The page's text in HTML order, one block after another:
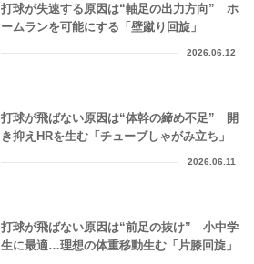
打球が失速する原因は“軸足の出力方向” ホ
ームランを可能にする「壁蹴り回旋」
2026.06.12
打球が飛ばない原因は“体幹の締め不足” 開
き抑えHRを生む「チューブしゃがみ立ち」
2026.06.11
打球が飛ばない原因は“前足の抜け” 小中学
生に最適…理想の体重移動生む「片膝回旋」